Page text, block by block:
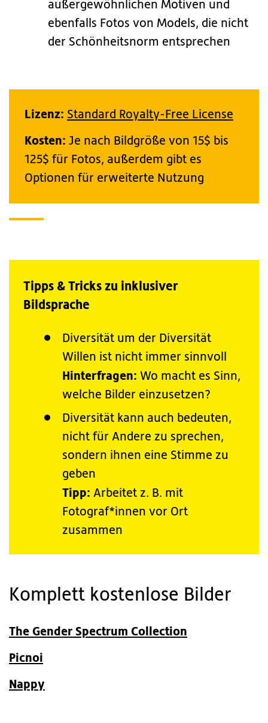
außergewöhnlichen Motiven und
ebenfalls Fotos von Models, die nicht
der Schönheitsnorm entsprechen
Lizenz: Standard Royalty-Free License
Kosten: Je nach Bildgröße von 15$ bis
125$ für Fotos, außerdem gibt es
Optionen für erweiterte Nutzung
Tipps & Tricks zu inklusiver
Bildsprache
Diversität um der Diversität
Willen ist nicht immer sinnvoll
Hinterfragen: Wo macht es Sinn,
welche Bilder einzusetzen?
Diversität kann auch bedeuten,
nicht für Andere zu sprechen,
sondern ihnen eine Stimme zu
geben
Tipp: Arbeitet z. B. mit
Fotograf*innen vor Ort
zusammen
Komplett kostenlose Bilder
The Gender Spectrum Collection
Picnoi
Nappy